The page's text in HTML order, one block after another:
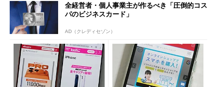
全経営者・個人事業主が作るべき「圧倒的コス
パのビジネスカード」
AD（クレディセゾン）